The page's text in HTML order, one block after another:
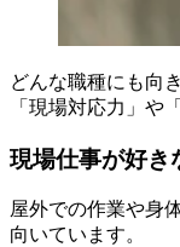
どんな職種にも向
「現場対応力」や
現場仕事が好き
屋外での作業や身
向いています。